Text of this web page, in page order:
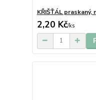
KŘIŠŤÁL praskaný,
2,20 Kč/ks